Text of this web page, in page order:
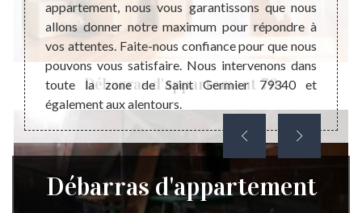
Débarras d'appartement 79
et
appartement, nous vous garantissons que nous
allons donner notre maximum pour répondre à
vos attentes. Faite-nous confiance pour que nous
pouvons vous satisfaire. Nous intervenons dans
toute la zone de Saint Germier 79340 et
également aux alentours.
Débarras d'appartement